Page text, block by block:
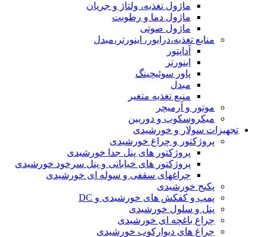
ماژول تغذیه، ولتاژ و جریان
ماژول دما و رطوبت
ماژول صوتی
منابع تغذیه،درایور، اینورتر،مبدل
آداپتور
اینورتر
پاور سوئیچینگ
مبدل
منبع تغذیه متغیر
موتور و آرمیچر
میکروسکوپ و دوربین
تجهیزات سولار و خورشیدی
پروژکتور و چراغ خورشیدی
پروژکتور های پنل جدا خورشیدی
پروژکتور های خیابانی و پنل سرخود خورشیدی
چراغهای سقفی و سوله ای خورشیدی
پکیج خورشیدی
پمپ و کفکش های خورشیدی و DC
پنل و سلول خورشیدی
چراغ باغچه ای خورشیدی
چراغ های دیوارکوب خورشیدی